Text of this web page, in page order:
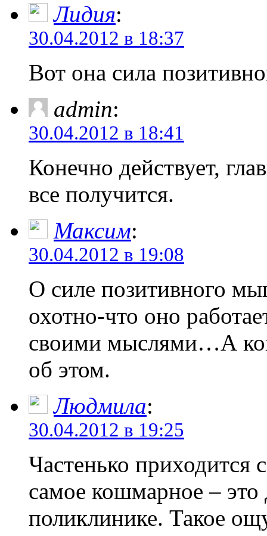
Лидия:
30.04.2012 в 18:37
Вот она сила
admin:
30.04.2012 в 18:41
Конечно действует,
все получится.
Максим:
30.04.2012 в 19:08
О силе позитивного
охотно-что оно
своими мыслями…А
об этом.
Людмила:
30.04.2012 в 19:25
Частенько приходится
самое кошмарное – это
поликлинике. Такое